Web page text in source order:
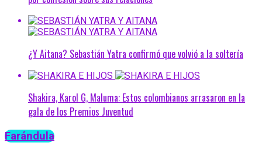
¿Y Aitana? Sebastián Yatra confirmó que volvió a la soltería
Shakira, Karol G, Maluma: Estos colombianos arrasaron en la
gala de los Premios Juventud
Farándula